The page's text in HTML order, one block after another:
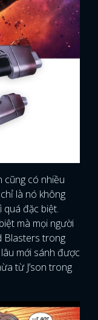
cũng có nhiều
là nó không
quá đặc biệt.
mà mọi người
Blasters trong
mới sánh được
từ J’son trong